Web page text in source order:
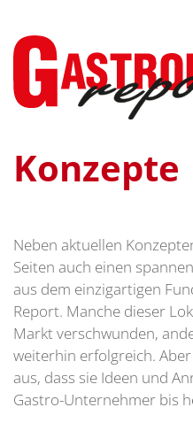
Konzepte
Neben aktuellen
Seiten auch einen
aus dem einzigartigen
Report. Manche dieser
Markt verschwunden,
weiterhin erfolgreich.
aus, dass sie Ideen und
Gastro-Unternehmer bis